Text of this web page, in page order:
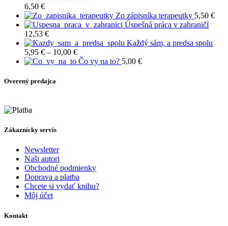
4,50 €
6,50 €
Zo zápisníka terapeutky 5,50 €
Úspešná práca v zahraničí
12,53 €
Každý sám, a predsa spolu
5,95 € – 10,00 €Price
range:
Čo vy na to? 5,00 €
Overený predajca
Zákaznícky servis
Newsletter
Naši autori
Obchodné podmienky
Doprava a platba
Chcete si vydať knihu?
Môj účet
Kontakt